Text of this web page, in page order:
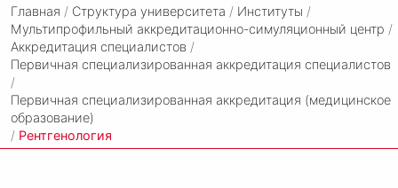
Главная / Структура университета / Институты /
Мультипрофильный аккредитационно-симуляционный центр /
Аккредитация специалистов /
Первичная специализированная аккредитация специалистов
/
Первичная специализированная аккредитация (медицинское
образование)
/ Рентгенология